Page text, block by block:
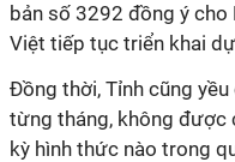
bản số 3292 đồng ý
Việt tiếp tục triển khai
Đồng thời, Tỉnh cũng
từng tháng, không được
kỳ hình thức nào trong